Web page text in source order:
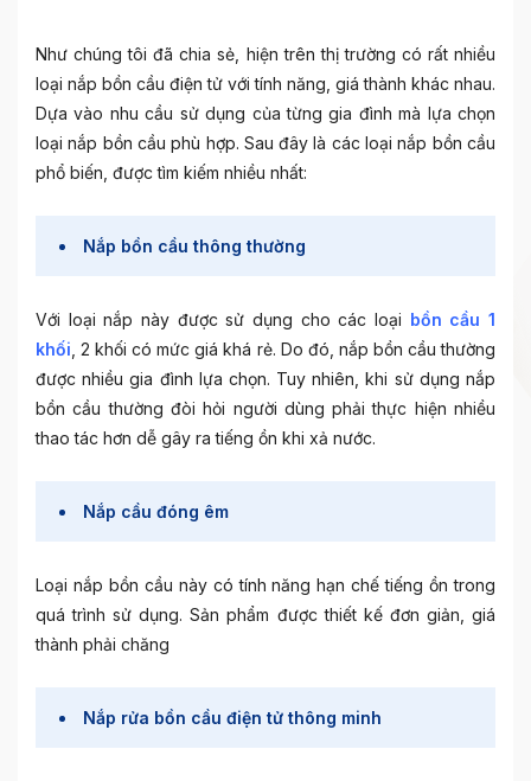
Như chúng tôi đã chia sẻ, hiện trên thị trường có rất nhiều
loại nắp bồn cầu điện tử với tính năng, giá thành khác nhau.
Dựa vào nhu cầu sử dụng của từng gia đình mà lựa chọn
loại nắp bồn cầu phù hợp. Sau đây là các loại nắp bồn cầu
phổ biến, được tìm kiếm nhiều nhất:
Nắp bồn cầu thông thường
Với loại nắp này được sử dụng cho các loại bồn cầu 1
khối , 2 khối có mức giá khá rẻ. Do đó, nắp bồn cầu thường
được nhiều gia đình lựa chọn. Tuy nhiên, khi sử dụng nắp
bồn cầu thường đòi hỏi người dùng phải thực hiện nhiều
thao tác hơn dễ gây ra tiếng ồn khi xả nước.
Nắp cầu đóng êm
Loại nắp bồn cầu này có tính năng hạn chế tiếng ồn trong
quá trình sử dụng. Sản phẩm được thiết kế đơn giản, giá
thành phải chăng
Nắp rửa bồn cầu điện tử thông minh